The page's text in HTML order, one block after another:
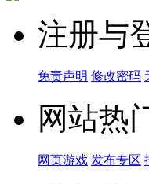
注册与
免责声明 修改密码
网站热
网页游戏 发布专区